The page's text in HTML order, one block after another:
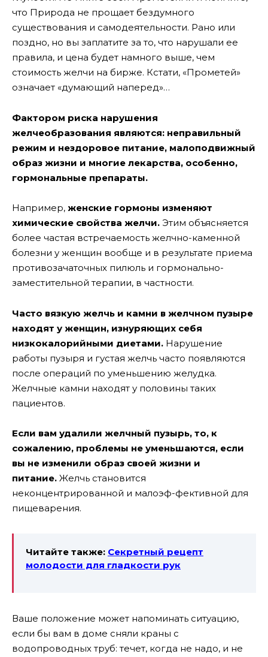
что Природа не прощает бездумного
существования и самодеятельности. Рано или
поздно, но вы заплатите за то, что нарушали ее
правила, и цена будет намного выше, чем
стоимость желчи на бирже. Кстати, «Прометей»
означает «думающий наперед»…
Фактором риска нарушения
желчеобразования являются: неправильный
режим и нездоровое питание, малоподвижный
образ жизни и многие лекарства, особенно,
гормональные препараты.
Например, женские гормоны изменяют
химические свойства желчи. Этим объясняется
более частая встречаемость желчно-каменной
болезни у женщин вообще и в результате приема
противозачаточных пилюль и гормонально-
заместительной терапии, в частности.
Часто вязкую желчь и камни в желчном пузыре
находят у женщин, изнуряющих себя
низкокалорийными диетами. Нарушение
работы пузыря и густая желчь часто появляются
после операций по уменьшению желудка.
Желчные камни находят у половины таких
пациентов.
Если вам удалили желчный пузырь, то, к
сожалению, проблемы не уменьшаются, если
вы не изменили образ своей жизни и
питание. Желчь становится
неконцентрированной и малоэф-фективной для
пищеварения.
Читайте также: Секретный рецепт
молодости для гладкости рук
Ваше положение может напоминать ситуацию,
если бы вам в доме сняли краны с
водопроводных труб: течет, когда не надо, и не